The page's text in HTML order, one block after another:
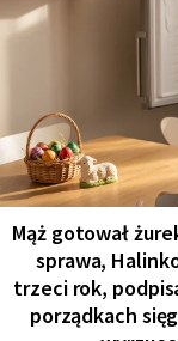
Mąż gotował
sprawa,
trzeci rok,
porządkach